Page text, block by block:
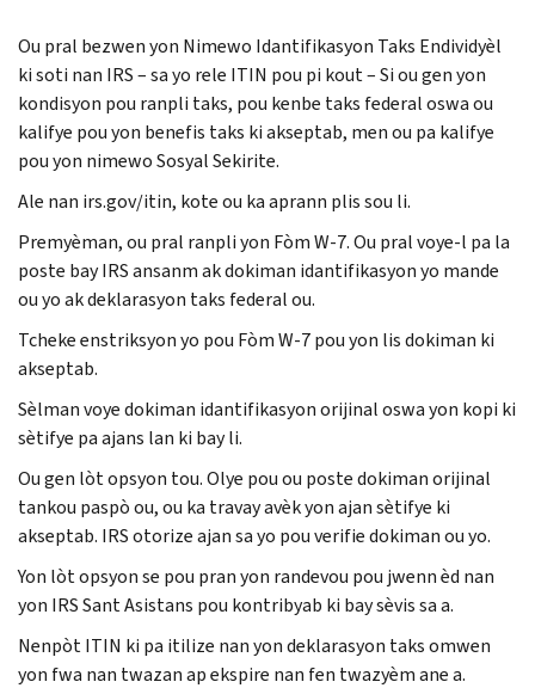
Ou pral bezwen yon Nimewo Idantifikasyon Taks Endividyèl
ki soti nan IRS – sa yo rele ITIN pou pi kout – Si ou gen yon
kondisyon pou ranpli taks, pou kenbe taks federal oswa ou
kalifye pou yon benefis taks ki akseptab, men ou pa kalifye
pou yon nimewo Sosyal Sekirite.
Ale nan irs.gov/itin, kote ou ka aprann plis sou li.
Premyèman, ou pral ranpli yon Fòm W-7. Ou pral voye-l pa la
poste bay IRS ansanm ak dokiman idantifikasyon yo mande
ou yo ak deklarasyon taks federal ou.
Tcheke enstriksyon yo pou Fòm W-7 pou yon lis dokiman ki
akseptab.
Sèlman voye dokiman idantifikasyon orijinal oswa yon kopi ki
sètifye pa ajans lan ki bay li.
Ou gen lòt opsyon tou. Olye pou ou poste dokiman orijinal
tankou paspò ou, ou ka travay avèk yon ajan sètifye ki
akseptab. IRS otorize ajan sa yo pou verifie dokiman ou yo.
Yon lòt opsyon se pou pran yon randevou pou jwenn èd nan
yon IRS Sant Asistans pou kontribyab ki bay sèvis sa a.
Nenpòt ITIN ki pa itilize nan yon deklarasyon taks omwen
yon fwa nan twazan ap ekspire nan fen twazyèm ane a.